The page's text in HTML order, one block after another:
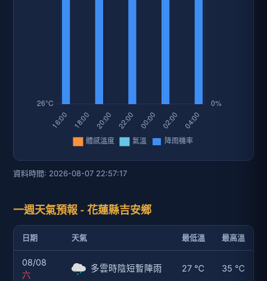
資料時間: 2026-08-07 22:57:17
一週天氣預報 - 花蓮縣吉安鄉
日期 天氣 最低溫 最高溫
08/08
六
多雲時陰短暫陣雨 27 ℃ 35 ℃